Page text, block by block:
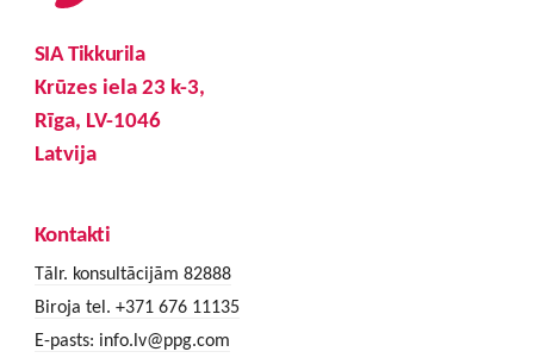
SIA Tikkurila
Krūzes iela 23 k-3,
Rīga, LV-1046
Latvija
Kontakti
Tālr. konsultācijām 82888
Biroja tel. +371 676 11135
E-pasts: info.lv@ppg.com